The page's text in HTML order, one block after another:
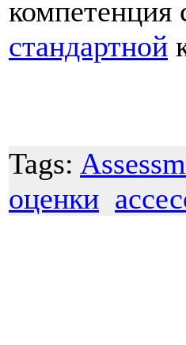
компетенция
стандартной
Tags:
оценки